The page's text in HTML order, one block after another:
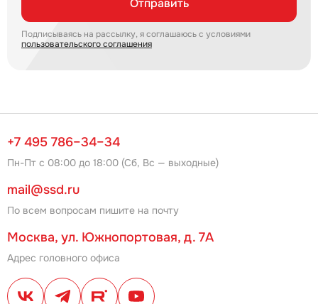
Отправить
Подписываясь на рассылку, я соглашаюсь с условиями
пользовательского соглашения
+7 495 786–34–34
Пн-Пт с 08:00 до 18:00 (Сб, Вс — выходные)
mail@ssd.ru
По всем вопросам пишите на почту
Москва, ул. Южнопортовая, д. 7А
Адрес головного офиса